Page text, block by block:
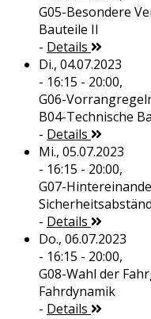
G05-Besondere
Bauteile II
- Details
Di., 04.07.2023
- 16:15 - 20:00,
G06-
B04-Technische
- Details
Mi., 05.07.2023
- 16:15 - 20:00,
G07-
- Details
Do., 06.07.2023
- 16:15 - 20:00,
G08-Wahl der
Fahrdynamik
- Details